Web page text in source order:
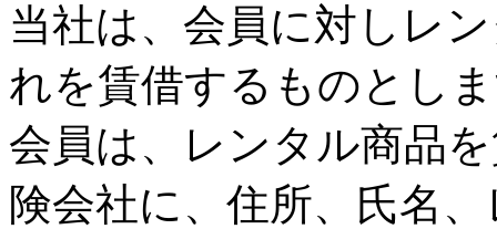
当社は、会員に対しレ
れを賃借するものとし
会員は、レンタル商品
険会社に、住所、氏名